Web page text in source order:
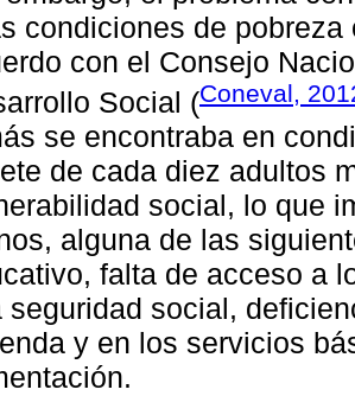
condiciones de
con el Consejo
Social (Coneval,
se encontraba en
de cada diez adultos
social, lo que
alguna de las
falta de acceso a
seguridad social,
y en los servicios